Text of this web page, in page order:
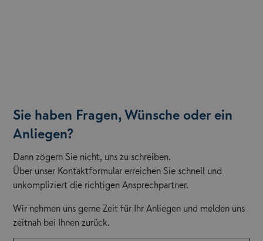
Sie haben Fragen, Wünsche oder ein
Anliegen?
Dann zögern Sie nicht, uns zu schreiben.
Über unser Kontaktformular erreichen Sie schnell und
unkompliziert die richtigen Ansprechpartner.
Wir nehmen uns gerne Zeit für Ihr Anliegen und melden uns
zeitnah bei Ihnen zurück.